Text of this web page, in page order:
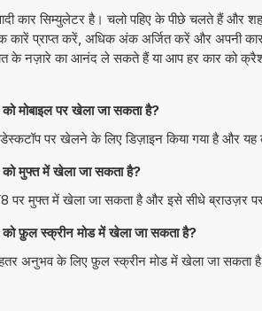
कार सिम्युलेटर है। चलो पहिए के पीछे चलते हैं और
प्राप्त करें, अधिक अंक अर्जित करें और अपनी
के नज़ारे का आनंद ले सकते हैं या आप हर कार को
पर खेला जा सकता है?
पर खेलने के लिए डिज़ाइन किया गया है और यह
मुफ्त में खेला जा सकता है?
मुफ्त में खेला जा सकता है और इसे सीधे ब्राउज़र
स्क्रीन मोड में खेला जा सकता है?
अनुभव के लिए फ़ुल स्क्रीन मोड में खेला जा सकता